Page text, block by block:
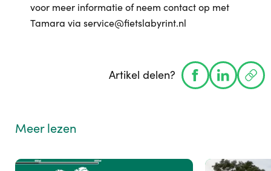
voor meer informatie of neem contact op met
Tamara via service@fietslabyrint.nl
Artikel delen?
Meer lezen